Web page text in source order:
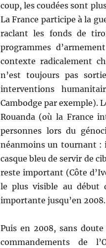
coup, les coudées sont
La France participe à la
raclant les fonds de
programmes
contexte radicalement
n’est toujours pas
interventions
Cambodge par exemple).
Rouanda (où la France
personnes lors du
néanmoins un tournant :
casque bleu de servir de
reste important (Côte
le plus visible au début
importante jusqu’en 2008.
Puis en 2008, sans
commandements de